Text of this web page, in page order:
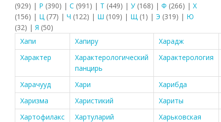
(929) | Р (390) | С (991) | Т (449) | У (168) | Ф (266) | Х
(156) | Ц (77) | Ч (122) | Ш (109) | Щ (1) | Э (319) | Ю
(32) | Я (50)
Хапи
Хапиру
Харадж
Характер
Характерологический
панцирь
Характерология
Харачууд Хари
Харибда
Харизма
Харистикий
Хариты
Хартофилакс
Хартуларий
Харьковская